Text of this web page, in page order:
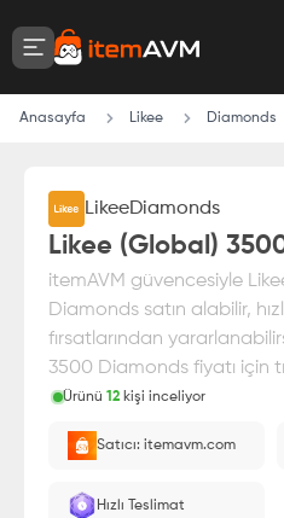
Anasayfa Likee Diamonds
LikeeDiamonds
Likee (Global)
itemAVM güvencesiyle
Diamonds satın alabilir,
fırsatlarından
3500 Diamonds fiyatı için
Ürünü 12 kişi inceliyor
E-Pin olarak yüklenir.
Satıcı: itemavm.com
Hızlı Teslimat